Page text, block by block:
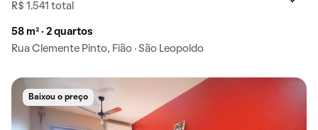
R$ 1.541 total
58 m² · 2 quartos
Rua Clemente Pinto, Fião · São Leopoldo
Baixou o preço